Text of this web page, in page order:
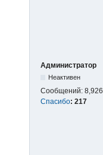
Администратор
Неактивен
Сообщений: 8,926
Спасибо: 217